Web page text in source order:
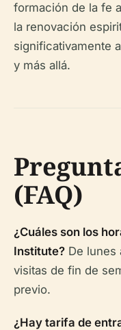
formación de la fe
la renovación
significativamente
y más allá.
(FAQ)
¿Cuáles son los
Institute? De lunes
visitas de fin de
previo.
¿Hay tarifa de